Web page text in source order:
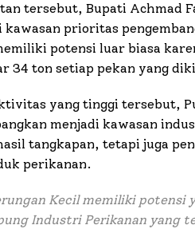
tersebut, Bupati Achmad
kawasan prioritas
potensi luar biasa
34 ton setiap pekan yang
yang tinggi tersebut,
menjadi kawasan
tangkapan, tetapi juga
perikanan.
Kecil memiliki potensi
Industri Perikanan yang